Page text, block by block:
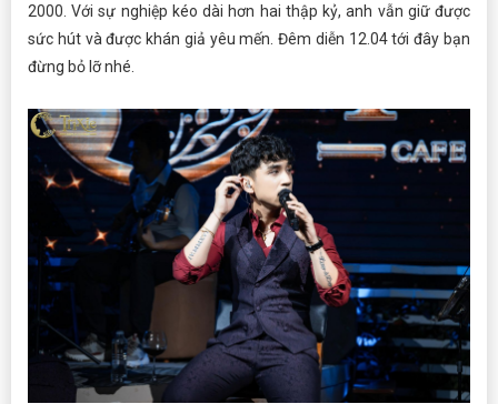
2000. Với sự nghiệp kéo dài hơn hai thập kỷ, anh vẫn giữ được
sức hút và được khán giả yêu mến. Đêm diễn 12.04 tới đây bạn
đừng bỏ lỡ nhé.